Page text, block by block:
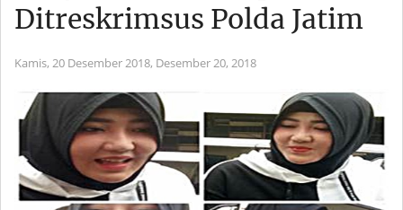
Ditreskrimsus Polda Jatim
Kamis, 20 Desember 2018, Desember 20, 2018